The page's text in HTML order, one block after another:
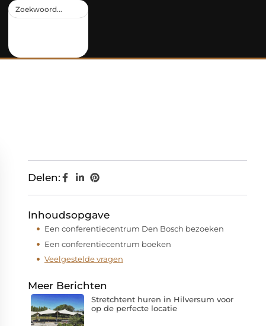
Delen:
Inhoudsopgave
Een conferentiecentrum Den Bosch bezoeken
Een conferentiecentrum boeken
Veelgestelde vragen
Meer Berichten
Stretchtent huren in Hilversum voor
op de perfecte locatie